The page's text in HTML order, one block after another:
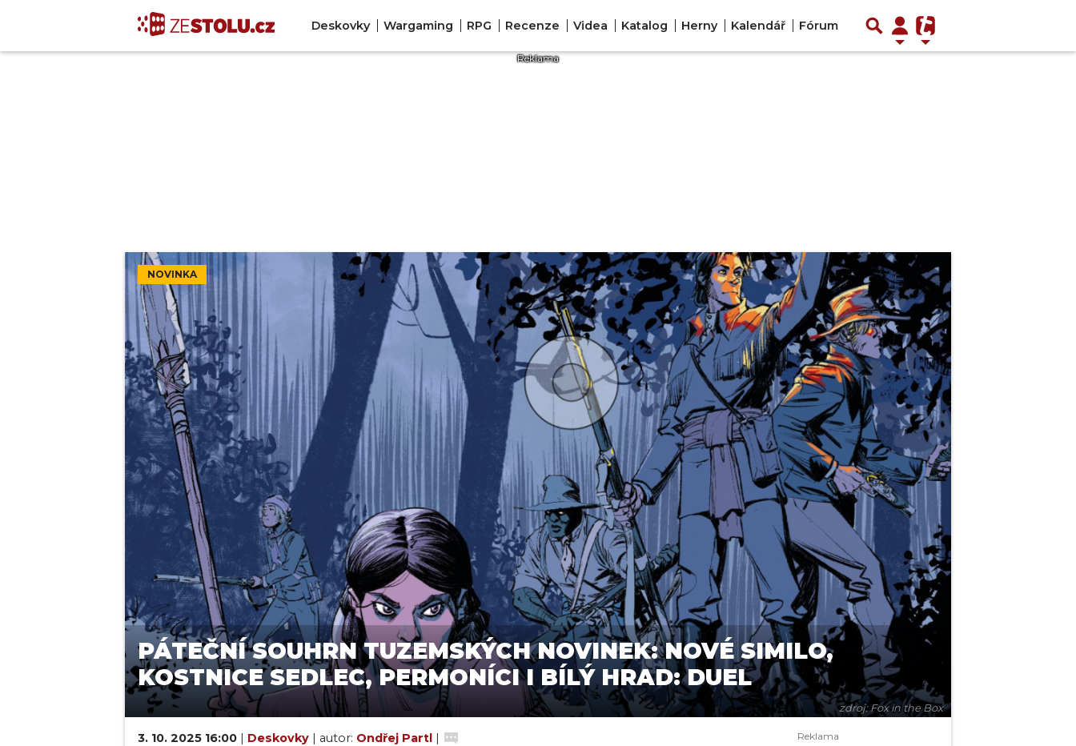
Deskovky Wargaming RPG Recenze Videa Katalog Herny Kalendář Fórum
NOVINKA
zdroj: Fox in the Box
PÁTEČNÍ SOUHRN TUZEMSKÝCH NOVINEK: NOVÉ SIMILO,
KOSTNICE SEDLEC, PERMONÍCI I BÍLÝ HRAD: DUEL
3. 10. 2025 16:00 | Deskovky | autor: Ondřej Partl |